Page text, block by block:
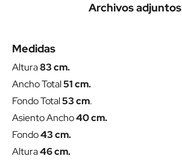
Archivos adjuntos
Medidas
Altura83 cm.
Ancho Total51 cm.
Fondo Total53 cm.
Asiento Ancho40 cm.
Fondo43 cm.
Altura46 cm.